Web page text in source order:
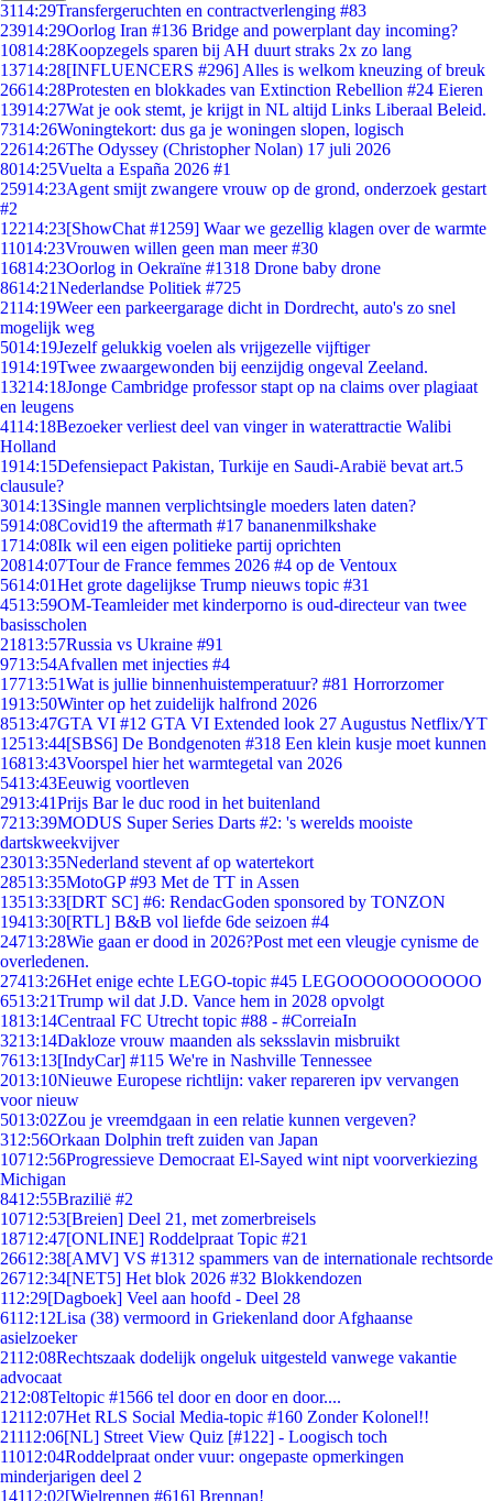
3114:29Transfergeruchten en contractverlenging #83
23914:29Oorlog Iran #136 Bridge and powerplant day incoming?
10814:28Koopzegels sparen bij AH duurt straks 2x zo lang
13714:28[INFLUENCERS #296] Alles is welkom kneuzing of breuk
26614:28Protesten en blokkades van Extinction Rebellion #24 Eieren
13914:27Wat je ook stemt, je krijgt in NL altijd Links Liberaal Beleid.
7314:26Woningtekort: dus ga je woningen slopen, logisch
22614:26The Odyssey (Christopher Nolan) 17 juli 2026
8014:25Vuelta a España 2026 #1
25914:23Agent smijt zwangere vrouw op de grond, onderzoek gestart
#2
12214:23[ShowChat #1259] Waar we gezellig klagen over de warmte
11014:23Vrouwen willen geen man meer #30
16814:23Oorlog in Oekraïne #1318 Drone baby drone
8614:21Nederlandse Politiek #725
2114:19Weer een parkeergarage dicht in Dordrecht, auto's zo snel
mogelijk weg
5014:19Jezelf gelukkig voelen als vrijgezelle vijftiger
1914:19Twee zwaargewonden bij eenzijdig ongeval Zeeland.
13214:18Jonge Cambridge professor stapt op na claims over plagiaat
en leugens
4114:18Bezoeker verliest deel van vinger in waterattractie Walibi
Holland
1914:15Defensiepact Pakistan, Turkije en Saudi-Arabië bevat art.5
clausule?
3014:13Single mannen verplichtsingle moeders laten daten?
5914:08Covid19 the aftermath #17 bananenmilkshake
1714:08Ik wil een eigen politieke partij oprichten
20814:07Tour de France femmes 2026 #4 op de Ventoux
5614:01Het grote dagelijkse Trump nieuws topic #31
4513:59OM-Teamleider met kinderporno is oud-directeur van twee
basisscholen
21813:57Russia vs Ukraine #91
9713:54Afvallen met injecties #4
17713:51Wat is jullie binnenhuistemperatuur? #81 Horrorzomer
1913:50Winter op het zuidelijk halfrond 2026
8513:47GTA VI #12 GTA VI Extended look 27 Augustus Netflix/YT
12513:44[SBS6] De Bondgenoten #318 Een klein kusje moet kunnen
16813:43Voorspel hier het warmtegetal van 2026
5413:43Eeuwig voortleven
2913:41Prijs Bar le duc rood in het buitenland
7213:39MODUS Super Series Darts #2: 's werelds mooiste
dartskweekvijver
23013:35Nederland stevent af op watertekort
28513:35MotoGP #93 Met de TT in Assen
13513:33[DRT SC] #6: RendacGoden sponsored by TONZON
19413:30[RTL] B&B vol liefde 6de seizoen #4
24713:28Wie gaan er dood in 2026?Post met een vleugje cynisme de
overledenen.
27413:26Het enige echte LEGO-topic #45 LEGOOOOOOOOOOO
6513:21Trump wil dat J.D. Vance hem in 2028 opvolgt
1813:14Centraal FC Utrecht topic #88 - #CorreiaIn
3213:14Dakloze vrouw maanden als seksslavin misbruikt
7613:13[IndyCar] #115 We're in Nashville Tennessee
2013:10Nieuwe Europese richtlijn: vaker repareren ipv vervangen
voor nieuw
5013:02Zou je vreemdgaan in een relatie kunnen vergeven?
312:56Orkaan Dolphin treft zuiden van Japan
10712:56Progressieve Democraat El-Sayed wint nipt voorverkiezing
Michigan
8412:55Brazilië #2
10712:53[Breien] Deel 21, met zomerbreisels
18712:47[ONLINE] Roddelpraat Topic #21
26612:38[AMV] VS #1312 spammers van de internationale rechtsorde
26712:34[NET5] Het blok 2026 #32 Blokkendozen
112:29[Dagboek] Veel aan hoofd - Deel 28
6112:12Lisa (38) vermoord in Griekenland door Afghaanse
asielzoeker
2112:08Rechtszaak dodelijk ongeluk uitgesteld vanwege vakantie
advocaat
212:08Teltopic #1566 tel door en door en door....
12112:07Het RLS Social Media-topic #160 Zonder Kolonel!!
21112:06[NL] Street View Quiz [#122] - Loogisch toch
11012:04Roddelpraat onder vuur: ongepaste opmerkingen
minderjarigen deel 2
14112:02[Wielrennen #616] Brennan!